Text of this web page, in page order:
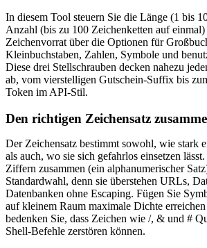
In diesem Tool steuern Sie die Länge (1 bis
Anzahl (bis zu 100 Zeichenketten auf einmal)
Zeichenvorrat über die Optionen für
Kleinbuchstaben, Zahlen, Symbole und
Diese drei Stellschrauben decken nahezu
ab, vom vierstelligen Gutschein-Suffix bis
Token im API-Stil.
Den richtigen Zeichensatz
Der Zeichensatz bestimmt sowohl, wie stark
als auch, wo sie sich gefahrlos einsetzen
Ziffern zusammen (ein alphanumerischer
Standardwahl, denn sie überstehen URLs,
Datenbanken ohne Escaping. Fügen Sie
auf kleinem Raum maximale Dichte
bedenken Sie, dass Zeichen wie /, & und #
Shell-Befehle zerstören können.